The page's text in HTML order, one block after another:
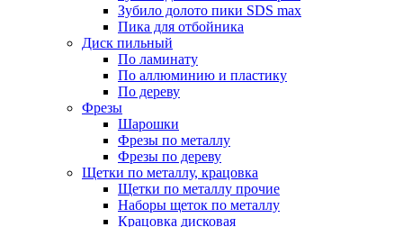
Зубило долото пики SDS max
Пика для отбойника
Диск пильный
По ламинату
По аллюминию и пластику
По дереву
Фрезы
Шарошки
Фрезы по металлу
Фрезы по дереву
Щетки по металлу, крацовка
Щетки по металлу прочие
Наборы щеток по металлу
Крацовка дисковая